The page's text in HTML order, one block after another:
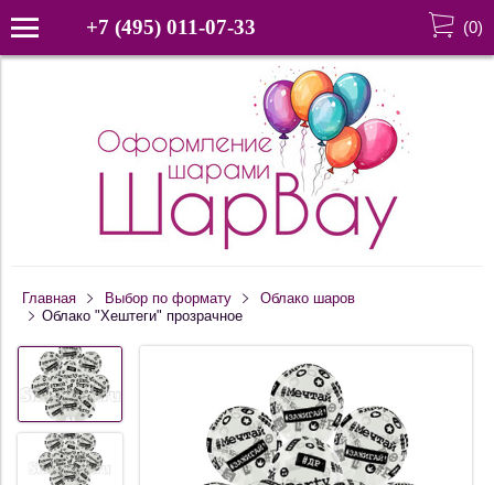
+7 (495) 011-07-33 (0)
Главная Выбор по формату
Облако шаров
Облако "Хештеги" прозрачное